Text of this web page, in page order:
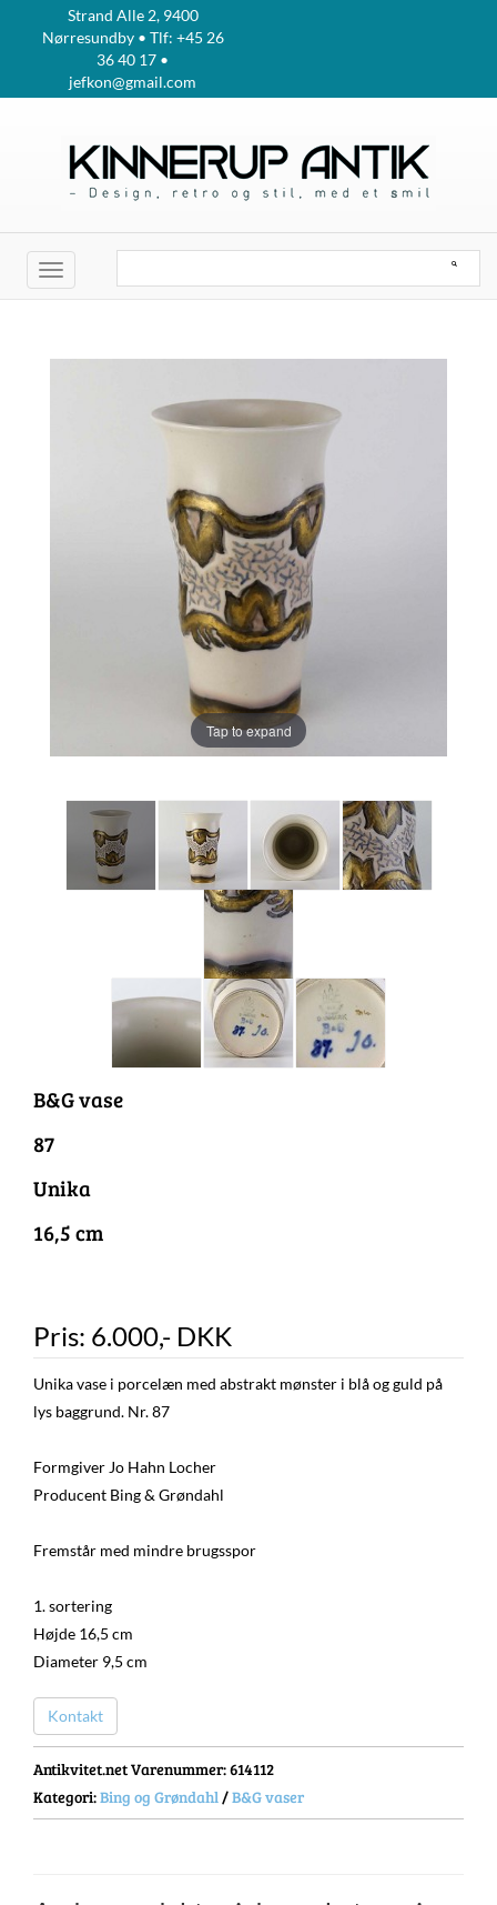
Strand Alle 2, 9400
Nørresundby • Tlf: +45 26
36 40 17 •
jefkon@gmail.com
Toggle
navigation
Tap to expand
B&G vase
87
Unika
16,5 cm
Pris: 6.000,- DKK
Unika vase i porcelæn med abstrakt mønster i blå og guld på
lys baggrund. Nr. 87
Formgiver Jo Hahn Locher
Producent Bing & Grøndahl
Fremstår med mindre brugsspor
1. sortering
Højde 16,5 cm
Diameter 9,5 cm
Kontakt
Antikvitet.net Varenummer: 614112
Kategori:Bing og Grøndahl /B&G vaser